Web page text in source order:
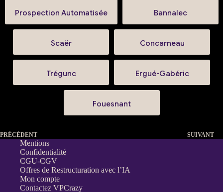
Prospection Automatisée Bannalec
Scaër Concarneau
Trégunc Ergué-Gabéric
Fouesnant
PRÉCÉDENT SUIVANT
Mentions
Confidentialité
CGU-CGV
Offres de Restructuration avec l’IA
Mon compte
Contactez VPCrazy